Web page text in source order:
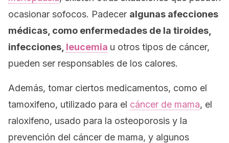
ocasionar sofocos. Padecer algunas afecciones
médicas, como enfermedades de la tiroides,
infecciones, leucemia u otros tipos de cáncer,
pueden ser responsables de los calores.
Además, tomar ciertos medicamentos, como el
tamoxifeno, utilizado para el cáncer de mama, el
raloxifeno, usado para la osteoporosis y la
prevención del cáncer de mama, y algunos